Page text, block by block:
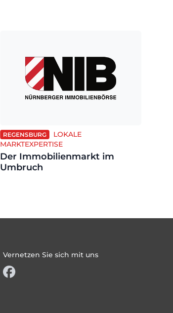
REGENSBURG
LOKALE
MARKTEXPERTISE
Der Immobilienmarkt im
Umbruch
Vernetzen Sie sich mit uns